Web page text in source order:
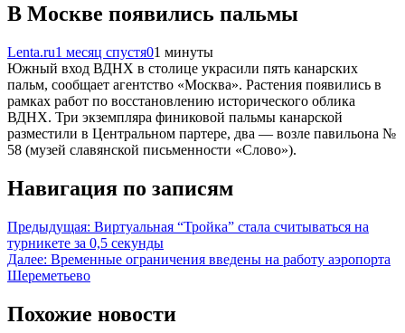
В Москве появились пальмы
Lenta.ru1 месяц спустя01 минуты
Южный вход ВДНХ в столице украсили пять канарских
пальм, сообщает агентство «Москва». Растения появились в
рамках работ по восстановлению исторического облика
ВДНХ. Три экземпляра финиковой пальмы канарской
разместили в Центральном партере, два — возле павильона №
58 (музей славянской письменности «Слово»).
Навигация по записям
Предыдущая: Виртуальная “Тройка” стала считываться на
турникете за 0,5 секунды
Далее: Временные ограничения введены на работу аэропорта
Шереметьево
Похожие новости